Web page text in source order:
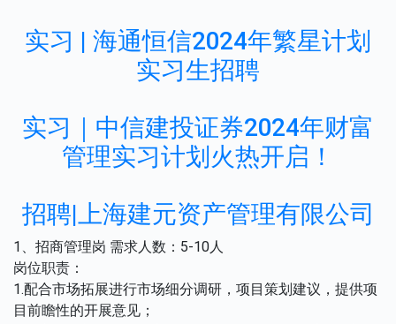
实习 | 海通恒信2024年繁星计划
实习生招聘
实习｜中信建投证券2024年财富
管理实习计划火热开启！
招聘|上海建元资产管理有限公司
1、招商管理岗 需求人数：5-10人
岗位职责：
1.配合市场拓展进行市场细分调研，项目策划建议，提供项
目前瞻性的开展意见；